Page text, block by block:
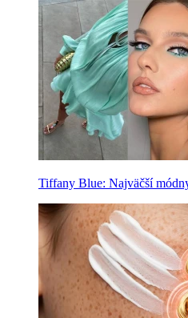
Tiffany Blue: Najväčší